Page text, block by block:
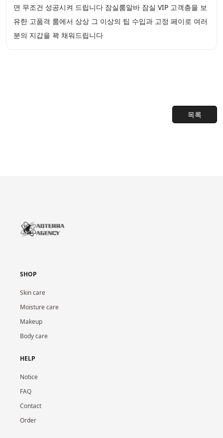
면 무조건 성공시켜 드립니다 잠실룸알바 잠실 VIP 고객층을 보
유한 고품격 룸에서 상상 그 이상의 팁 수입과 고정 페이로 여러
분의 지갑을 꽉 채워드립니다
목록
SHOP
Skin care
Moisture care
Makeup
Body care
HELP
Notice
FAQ
Contact
Order